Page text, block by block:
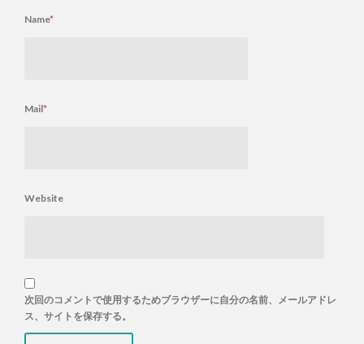
Name*
Mail*
Website
次回のコメントで使用するためブラウザーに自分の名前、メールアドレ
ス、サイトを保存する。